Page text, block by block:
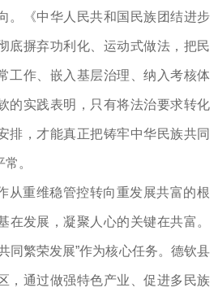
。《中华人民共和国民族团结进步
底摒弃功利化、运动式做法，把民
工作、嵌入基层治理、纳入考核体
的实践表明，只有将法治要求转化
排，才能真正把铸牢中华民族共同
。
从重维稳管控转向重发展共富的根
在发展，凝聚人心的关键在共富。
同繁荣发展”作为核心任务。德钦县
，通过做强特色产业、促进多民族